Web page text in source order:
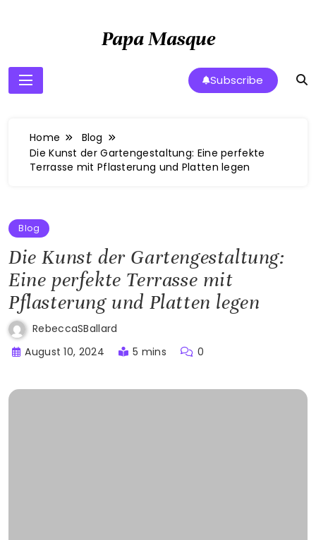
Papa Masque
Subscribe
Home
Blog
Die Kunst der Gartengestaltung: Eine perfekte
Terrasse mit Pflasterung und Platten legen
Blog
Die Kunst der Gartengestaltung:
Eine perfekte Terrasse mit
Pflasterung und Platten legen
RebeccaSBallard
August 10, 2024
5 mins 0